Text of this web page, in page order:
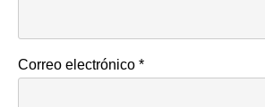
Correo electrónico *